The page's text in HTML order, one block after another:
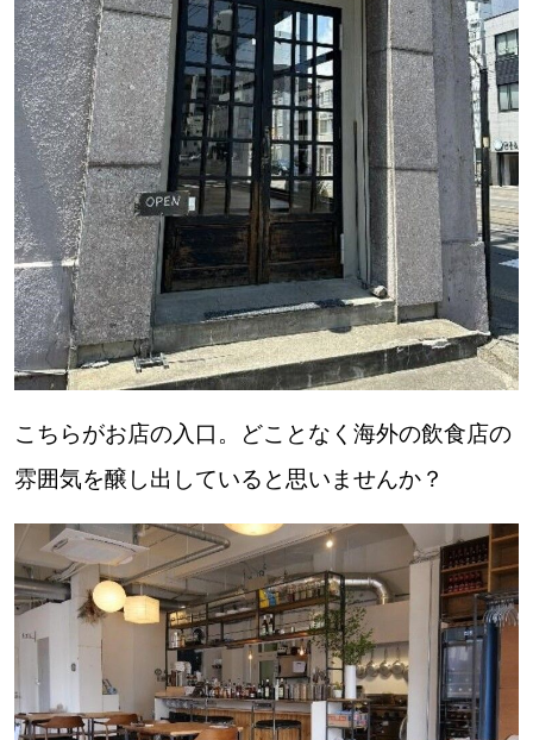
こちらがお店の入口。どことなく海外の飲食店の
雰囲気を醸し出していると思いませんか？